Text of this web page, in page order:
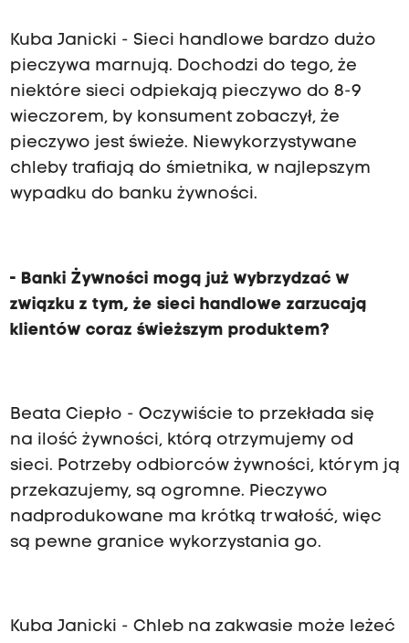
Kuba Janicki - Sieci handlowe bardzo dużo
pieczywa marnują. Dochodzi do tego, że
niektóre sieci odpiekają pieczywo do 8-9
wieczorem, by konsument zobaczył, że
pieczywo jest świeże. Niewykorzystywane
chleby trafiają do śmietnika, w najlepszym
wypadku do banku żywności.
- Banki Żywności mogą już wybrzydzać w
związku z tym, że sieci handlowe zarzucają
klientów coraz świeższym produktem?
Beata Ciepło - Oczywiście to przekłada się
na ilość żywności, którą otrzymujemy od
sieci. Potrzeby odbiorców żywności, którym ją
przekazujemy, są ogromne. Pieczywo
nadprodukowane ma krótką trwałość, więc
są pewne granice wykorzystania go.
Kuba Janicki - Chleb na zakwasie może leżeć